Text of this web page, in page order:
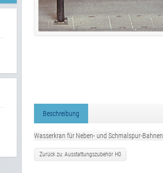
Beschreibung
Wasserkran für Neben- und Schmalspur-Bahnen
Zurück zu: Ausstattungszubehör H0